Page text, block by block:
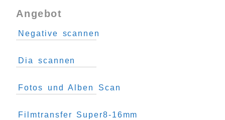
Angebot
Negative scannen
Dia scannen
Fotos und Alben Scan
Filmtransfer Super8-16mm